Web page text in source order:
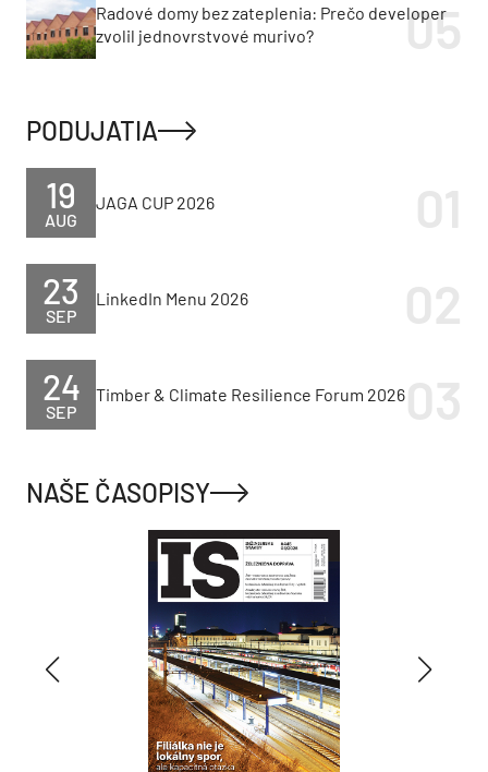
Radové domy bez zateplenia: Prečo developer
zvolil jednovrstvové murivo?
PODUJATIA
AUG
19 JAGA CUP 2026
SEP
23 LinkedIn Menu 2026
SEP
24 Timber & Climate Resilience Forum 2026
NAŠE ČASOPISY